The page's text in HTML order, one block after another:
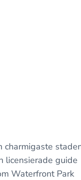
licensierade guide
Waterfront Park